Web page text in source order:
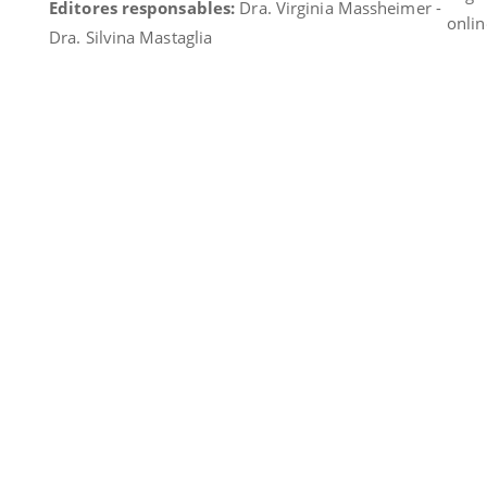
Editores responsables: Dra. Virginia Massheimer -
Dra. Silvina Mastaglia